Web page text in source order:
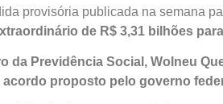
provisória publicada na semana
de R$ 3,31 bilhões
da Previdência Social, Wolneu
acordo proposto pelo governo